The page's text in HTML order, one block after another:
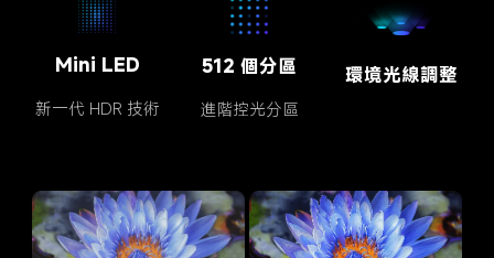
Mini LED
新一代 HDR 技術
512 個分區
進階控光分區
環境光線調整